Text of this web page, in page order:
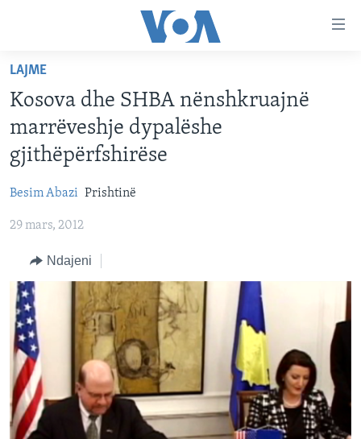
faqen
kryesore
tek
faqja
Kalo
tek
FAQJA KRYESORE
AMERIKA
BOTA
MJEDISI
KULTURË
SHKENCË DHE TEKNOLOGJI
SHËNDETËSI
INTERVISTA
DITARI
DITARI
Learning English
FOLLOW US
Gjuhët
LAJME
Kosova dhe SHBA nënshkruajnë
marrëveshje dypalëshe
gjithëpërfshirëse
Besim Abazi Prishtinë
29 mars, 2012
Ndajeni